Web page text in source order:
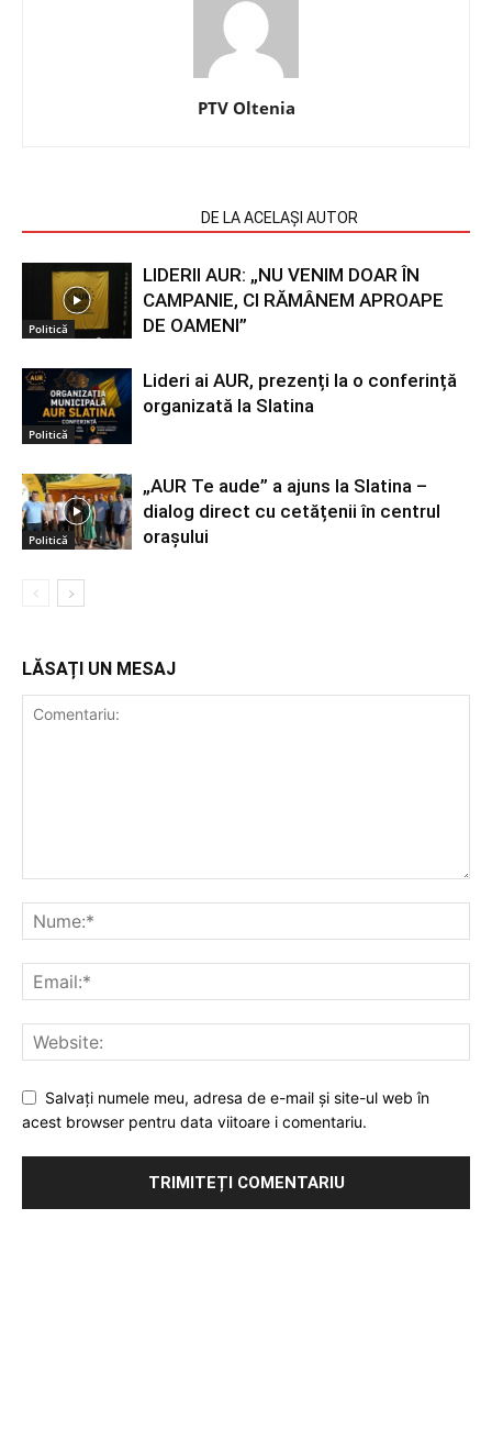
PTV Oltenia
DE LA ACELAȘI AUTOR
Politică
LIDERII AUR: „NU VENIM DOAR ÎN
CAMPANIE, CI RĂMÂNEM APROAPE
DE OAMENI”
Politică
Lideri ai AUR, prezenți la o conferință
organizată la Slatina
Politică
„AUR Te aude” a ajuns la Slatina –
dialog direct cu cetățenii în centrul
orașului
LĂSAȚI UN MESAJ
Salvați numele meu, adresa de e-mail și site-ul web în
acest browser pentru data viitoare i comentariu.